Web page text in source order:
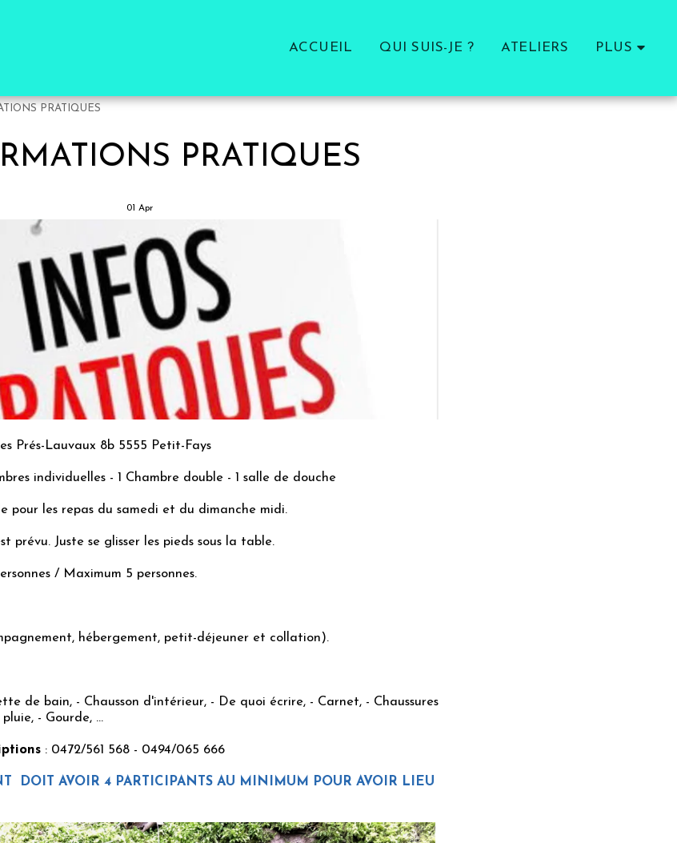
ACCUEIL QUI SUIS-JE ? ATELIERS PLUS
PRATIQUES
PRATIQUES
01 Apr
Prés-Lauvaux 8b 5555 Petit-Fays
individuelles - 1 Chambre double - 1 salle de douche
pour les repas du samedi et du dimanche midi.
prévu. Juste se glisser les pieds sous la table.
/ Maximum 5 personnes.
hébergement, petit-déjeuner et collation).
de bain, - Chausson d'intérieur, - De quoi écrire, - Carnet, - Chaussures
- Gourde, ...
: 0472/561 568 - 0494/065 666
DOIT AVOIR 4 PARTICIPANTS AU MINIMUM POUR AVOIR LIEU